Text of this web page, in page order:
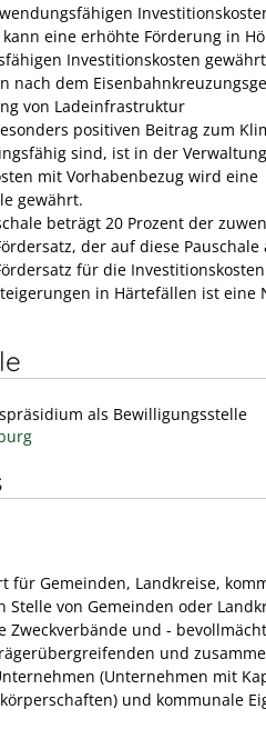
eine erhöhte Förderung in
Investitionskosten
nach dem
von Ladeinfrastruktur
positiven Beitrag zum
sind, ist in der
mit Vorhabenbezug wird eine
gewährt.
beträgt 20 Prozent der
der auf diese
für die
in Härtefällen ist eine
als Bewilligungsstelle
für Gemeinden, Landkreise,
Stelle von Gemeinden oder
Zweckverbände und -
und
(Unternehmen mit
und kommunale